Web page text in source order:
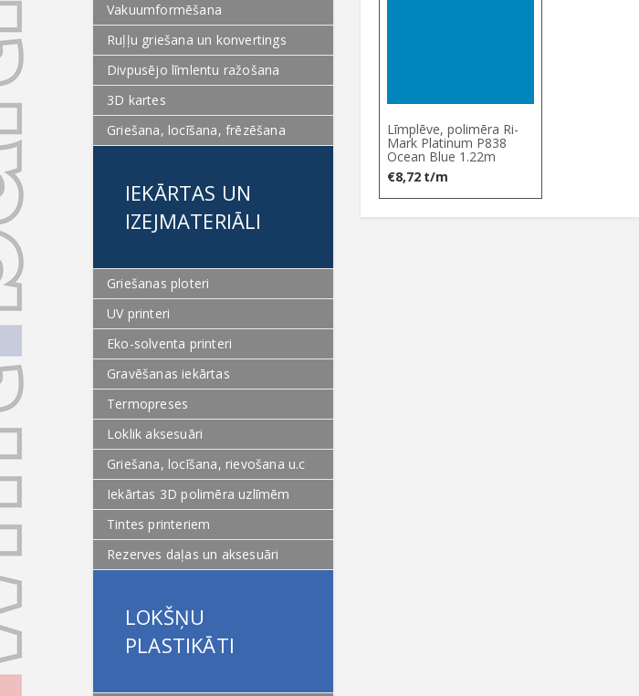
Vakuumformēšana
Ruļļu griešana un konvertings
Divpusējo līmlentu ražošana
3D kartes
Griešana, locīšana, frēzēšana
IEKĀRTAS UN
IZEJMATERIĀLI
Griešanas ploteri
UV printeri
Eko-solventa printeri
Gravēšanas iekārtas
Termopreses
Loklik aksesuāri
Griešana, locīšana, rievošana u.c
Iekārtas 3D polimēra uzlīmēm
Tintes printeriem
Rezerves daļas un aksesuāri
LOKŠŅU
PLASTIKĀTI
Līmplēve, polimēra Ri-
Mark Platinum P838
Ocean Blue 1.22m
€8,72 t/m